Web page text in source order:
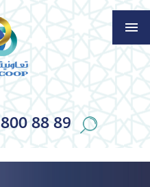
800 88 89